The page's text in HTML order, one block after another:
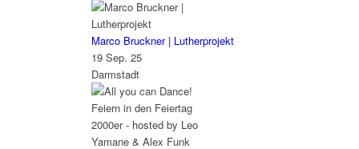
Marco Bruckner | Lutherprojekt
19 Sep. 25
Darmstadt